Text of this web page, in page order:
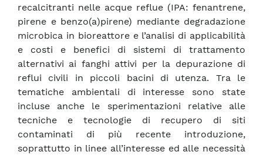
recalcitranti nelle acque reflue (IPA: fenantrene,
pirene e benzo(a)pirene) mediante degradazione
microbica in bioreattore e l’analisi di applicabilità
e costi e benefici di sistemi di trattamento
alternativi ai fanghi attivi per la depurazione di
reflui civili in piccoli bacini di utenza. Tra le
tematiche ambientali di interesse sono state
incluse anche le sperimentazioni relative alle
tecniche e tecnologie di recupero di siti
contaminati di più recente introduzione,
soprattutto in linee all’interesse ed alle necessità